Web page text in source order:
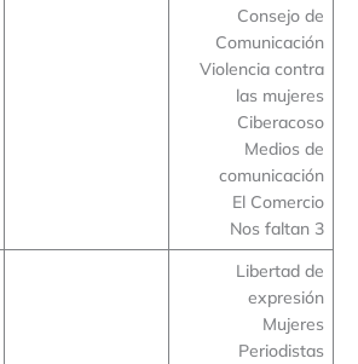
Consejo de
Comunicación
Violencia contra
las mujeres
Ciberacoso
Medios de
comunicación
El Comercio
Nos faltan 3
Libertad de
expresión
Mujeres
Periodistas